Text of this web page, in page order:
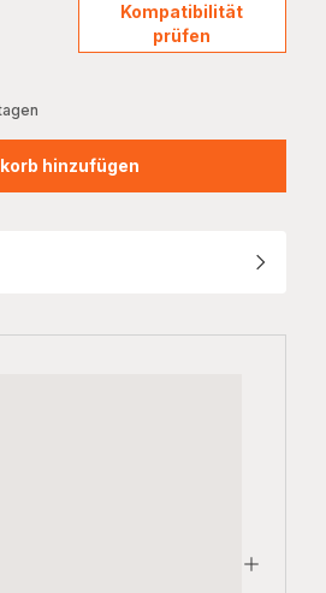
Kompatibilität
prüfen
hinzufügen